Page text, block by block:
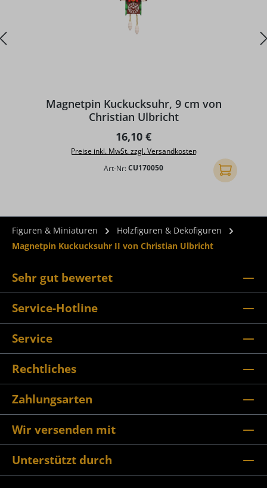
Magnetpin Kuckucksuhr, 9 cm von
Christian Ulbricht
Regulärer Preis:
16,10 €
Preise inkl. MwSt. zzgl. Versandkosten
Art-Nr:CU170050 In den
Figuren & Miniaturen
Holzfiguren & Dekofiguren
Magnetpin Kuckucksuhr II von Christian Ulbricht
Sehr gut bewertet
Service-Hotline
Service
Rechtliches
Zahlungsarten
Wir versenden mit
Unterstützt durch